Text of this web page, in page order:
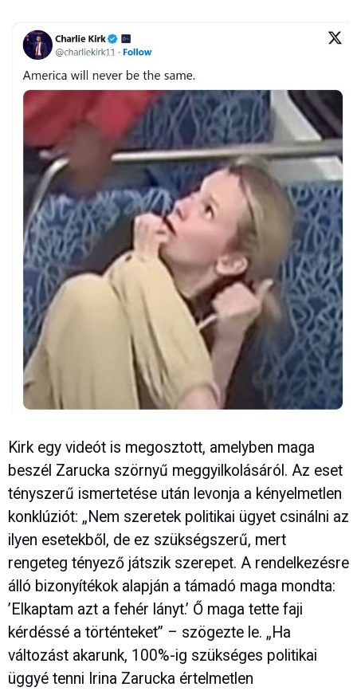
Kirk egy videót is megosztott, amelyben maga
beszél Zarucka szörnyű meggyilkolásáról. Az eset
tényszerű ismertetése után levonja a kényelmetlen
konklúziót: „Nem szeretek politikai ügyet csinálni az
ilyen esetekből, de ez szükségszerű, mert
rengeteg tényező játszik szerepet. A rendelkezésre
álló bizonyítékok alapján a támadó maga mondta:
’Elkaptam azt a fehér lányt.’ Ő maga tette faji
kérdéssé a történteket” – szögezte le. „Ha
változást akarunk, 100%-ig szükséges politikai
üggyé tenni Irina Zarucka értelmetlen